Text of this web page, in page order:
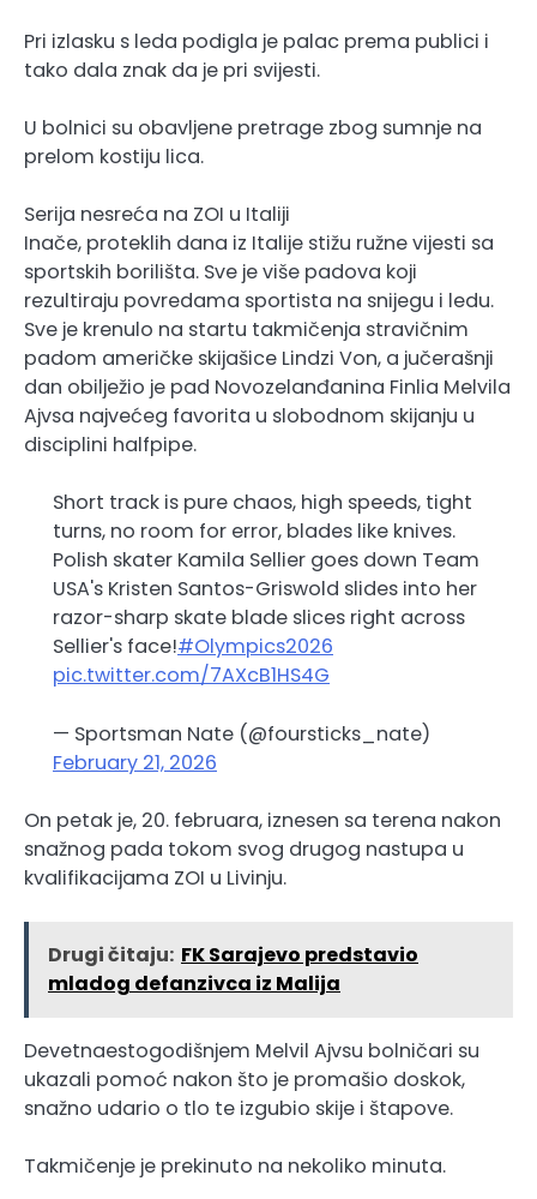
Pri izlasku s leda podigla je palac prema publici i
tako dala znak da je pri svijesti.
U bolnici su obavljene pretrage zbog sumnje na
prelom kostiju lica.
Serija nesreća na ZOI u Italiji
Inače, proteklih dana iz Italije stižu ružne vijesti sa
sportskih borilišta. Sve je više padova koji
rezultiraju povredama sportista na snijegu i ledu.
Sve je krenulo na startu takmičenja stravičnim
padom američke skijašice Lindzi Von, a jučerašnji
dan obilježio je pad Novozelanđanina Finlia Melvila
Ajvsa najvećeg favorita u slobodnom skijanju u
disciplini halfpipe.
Short track is pure chaos, high speeds, tight
turns, no room for error, blades like knives.
Polish skater Kamila Sellier goes down Team
USA's Kristen Santos-Griswold slides into her
razor-sharp skate blade slices right across
Sellier's face!#Olympics2026
pic.twitter.com/7AXcB1HS4G
— Sportsman Nate (@foursticks_nate)
February 21, 2026
On petak je, 20. februara, iznesen sa terena nakon
snažnog pada tokom svog drugog nastupa u
kvalifikacijama ZOI u Livinju.
Drugi čitaju: FK Sarajevo predstavio
mladog defanzivca iz Malija
Devetnaestogodišnjem Melvil Ajvsu bolničari su
ukazali pomoć nakon što je promašio doskok,
snažno udario o tlo te izgubio skije i štapove.
Takmičenje je prekinuto na nekoliko minuta.